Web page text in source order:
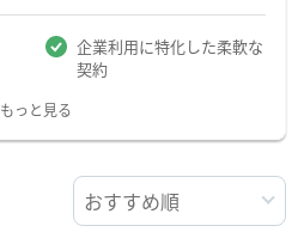
企業利用に特化した柔軟な
契約
もっと見る